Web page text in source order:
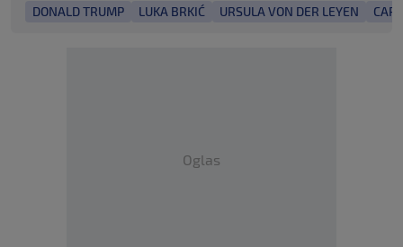
DONALD TRUMP LUKA BRKIĆ URSULA VON DER LEYEN
Oglas